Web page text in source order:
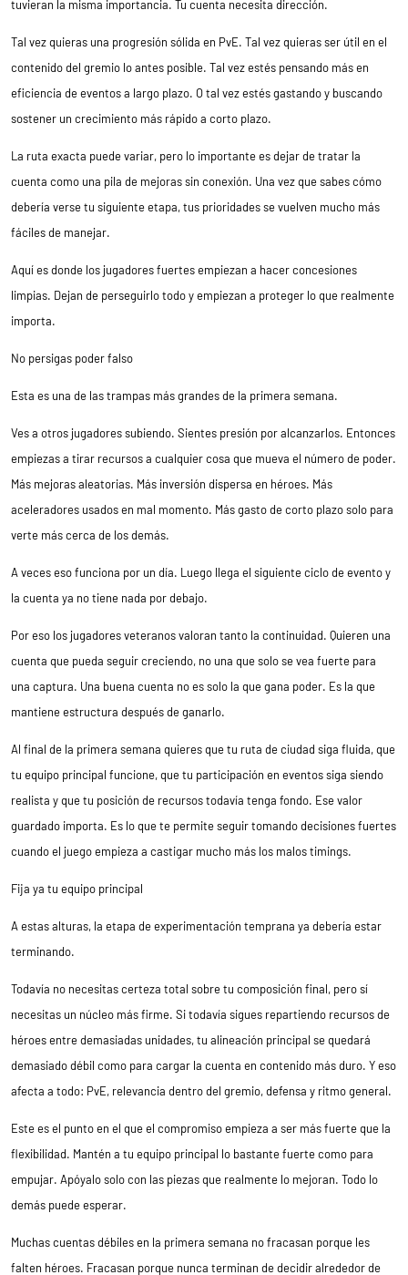
tuvieran la misma importancia. Tu cuenta necesita dirección.
Tal vez quieras una progresión sólida en PvE. Tal vez quieras ser útil en el
contenido del gremio lo antes posible. Tal vez estés pensando más en
eficiencia de eventos a largo plazo. O tal vez estés gastando y buscando
sostener un crecimiento más rápido a corto plazo.
La ruta exacta puede variar, pero lo importante es dejar de tratar la
cuenta como una pila de mejoras sin conexión. Una vez que sabes cómo
debería verse tu siguiente etapa, tus prioridades se vuelven mucho más
fáciles de manejar.
Aquí es donde los jugadores fuertes empiezan a hacer concesiones
limpias. Dejan de perseguirlo todo y empiezan a proteger lo que realmente
importa.
No persigas poder falso
Esta es una de las trampas más grandes de la primera semana.
Ves a otros jugadores subiendo. Sientes presión por alcanzarlos. Entonces
empiezas a tirar recursos a cualquier cosa que mueva el número de poder.
Más mejoras aleatorias. Más inversión dispersa en héroes. Más
aceleradores usados en mal momento. Más gasto de corto plazo solo para
verte más cerca de los demás.
A veces eso funciona por un día. Luego llega el siguiente ciclo de evento y
la cuenta ya no tiene nada por debajo.
Por eso los jugadores veteranos valoran tanto la continuidad. Quieren una
cuenta que pueda seguir creciendo, no una que solo se vea fuerte para
una captura. Una buena cuenta no es solo la que gana poder. Es la que
mantiene estructura después de ganarlo.
Al final de la primera semana quieres que tu ruta de ciudad siga fluida, que
tu equipo principal funcione, que tu participación en eventos siga siendo
realista y que tu posición de recursos todavía tenga fondo. Ese valor
guardado importa. Es lo que te permite seguir tomando decisiones fuertes
cuando el juego empieza a castigar mucho más los malos timings.
Fija ya tu equipo principal
A estas alturas, la etapa de experimentación temprana ya debería estar
terminando.
Todavía no necesitas certeza total sobre tu composición final, pero sí
necesitas un núcleo más firme. Si todavía sigues repartiendo recursos de
héroes entre demasiadas unidades, tu alineación principal se quedará
demasiado débil como para cargar la cuenta en contenido más duro. Y eso
afecta a todo: PvE, relevancia dentro del gremio, defensa y ritmo general.
Este es el punto en el que el compromiso empieza a ser más fuerte que la
flexibilidad. Mantén a tu equipo principal lo bastante fuerte como para
empujar. Apóyalo solo con las piezas que realmente lo mejoran. Todo lo
demás puede esperar.
Muchas cuentas débiles en la primera semana no fracasan porque les
falten héroes. Fracasan porque nunca terminan de decidir alrededor de